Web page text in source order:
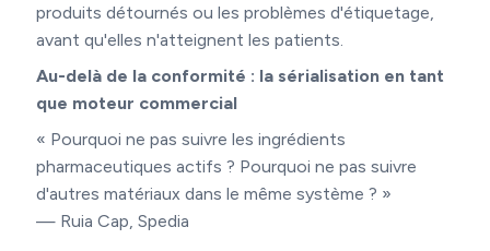
produits détournés ou les problèmes d'étiquetage,
avant qu'elles n'atteignent les patients.
Au-delà de la conformité : la sérialisation en tant
que moteur commercial
« Pourquoi ne pas suivre les ingrédients
pharmaceutiques actifs ? Pourquoi ne pas suivre
d'autres matériaux dans le même système ? »
— Ruia Cap, Spedia